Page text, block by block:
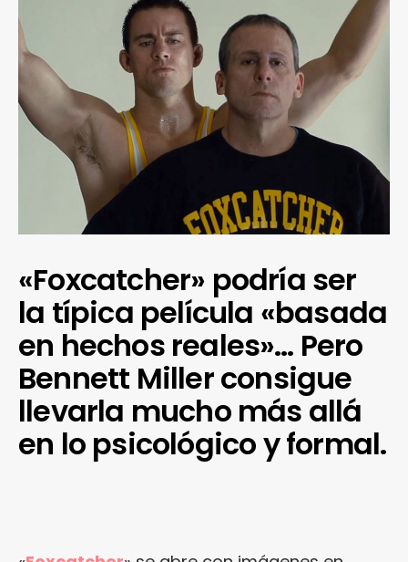
«Foxcatcher» podría ser
la típica película «basada
en hechos reales»… Pero
Bennett Miller consigue
llevarla mucho más allá
en lo psicológico y formal.